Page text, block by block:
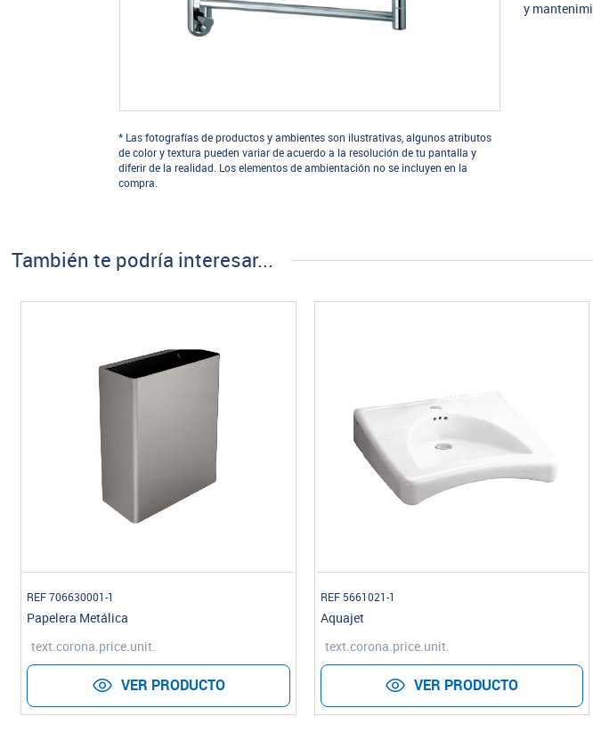
* Las fotografías de productos y ambientes son ilustrativas, algunos atributos
de color y textura pueden variar de acuerdo a la resolución de tu pantalla y
diferir de la realidad. Los elementos de ambientación no se incluyen en la
compra.
y
También te podría interesar...
REF 706630001-1
Papelera Metálica
text.corona.price.unit.
VER PRODUCTO
REF 5661021-1
Aquajet
text.corona.price.unit.
VER PRODUCTO